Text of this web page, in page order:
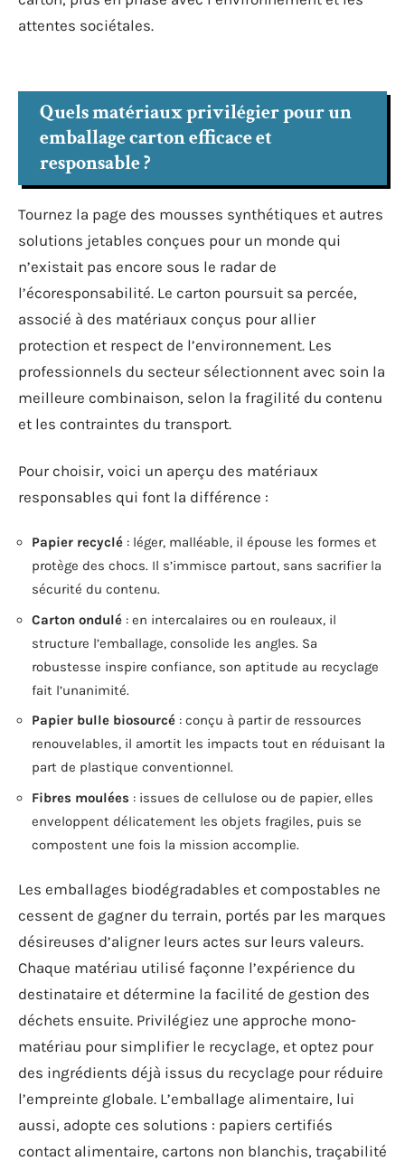
attentes sociétales.
Quels matériaux privilégier pour un
emballage carton efficace et
responsable ?
Tournez la page des mousses synthétiques et autres
solutions jetables conçues pour un monde qui
n’existait pas encore sous le radar de
l’écoresponsabilité. Le carton poursuit sa percée,
associé à des matériaux conçus pour allier
protection et respect de l’environnement. Les
professionnels du secteur sélectionnent avec soin la
meilleure combinaison, selon la fragilité du contenu
et les contraintes du transport.
Pour choisir, voici un aperçu des matériaux
responsables qui font la différence :
Papier recyclé : léger, malléable, il épouse les formes et
protège des chocs. Il s’immisce partout, sans sacrifier la
sécurité du contenu.
Carton ondulé : en intercalaires ou en rouleaux, il
structure l’emballage, consolide les angles. Sa
robustesse inspire confiance, son aptitude au recyclage
fait l’unanimité.
Papier bulle biosourcé : conçu à partir de ressources
renouvelables, il amortit les impacts tout en réduisant la
part de plastique conventionnel.
Fibres moulées : issues de cellulose ou de papier, elles
enveloppent délicatement les objets fragiles, puis se
compostent une fois la mission accomplie.
Les emballages biodégradables et compostables ne
cessent de gagner du terrain, portés par les marques
désireuses d’aligner leurs actes sur leurs valeurs.
Chaque matériau utilisé façonne l’expérience du
destinataire et détermine la facilité de gestion des
déchets ensuite. Privilégiez une approche mono-
matériau pour simplifier le recyclage, et optez pour
des ingrédients déjà issus du recyclage pour réduire
l’empreinte globale. L’emballage alimentaire, lui
aussi, adopte ces solutions : papiers certifiés
contact alimentaire, cartons non blanchis, traçabilité